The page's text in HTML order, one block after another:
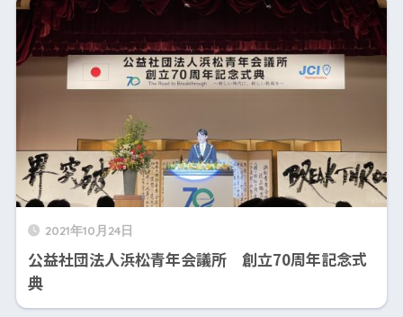
2021年10月24日
公益社団法人浜松青年会議所 創立70周年記念式
典